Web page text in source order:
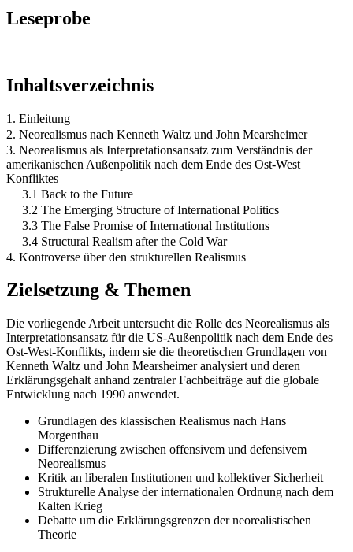
Leseprobe
Inhaltsverzeichnis
1. Einleitung
2. Neorealismus nach Kenneth Waltz und John Mearsheimer
3. Neorealismus als Interpretationsansatz zum Verständnis der
amerikanischen Außenpolitik nach dem Ende des Ost-West
Konfliktes
3.1 Back to the Future
3.2 The Emerging Structure of International Politics
3.3 The False Promise of International Institutions
3.4 Structural Realism after the Cold War
4. Kontroverse über den strukturellen Realismus
Zielsetzung & Themen
Die vorliegende Arbeit untersucht die Rolle des Neorealismus als
Interpretationsansatz für die US-Außenpolitik nach dem Ende des
Ost-West-Konflikts, indem sie die theoretischen Grundlagen von
Kenneth Waltz und John Mearsheimer analysiert und deren
Erklärungsgehalt anhand zentraler Fachbeiträge auf die globale
Entwicklung nach 1990 anwendet.
Grundlagen des klassischen Realismus nach Hans
Morgenthau
Differenzierung zwischen offensivem und defensivem
Neorealismus
Kritik an liberalen Institutionen und kollektiver Sicherheit
Strukturelle Analyse der internationalen Ordnung nach dem
Kalten Krieg
Debatte um die Erklärungsgrenzen der neorealistischen
Theorie